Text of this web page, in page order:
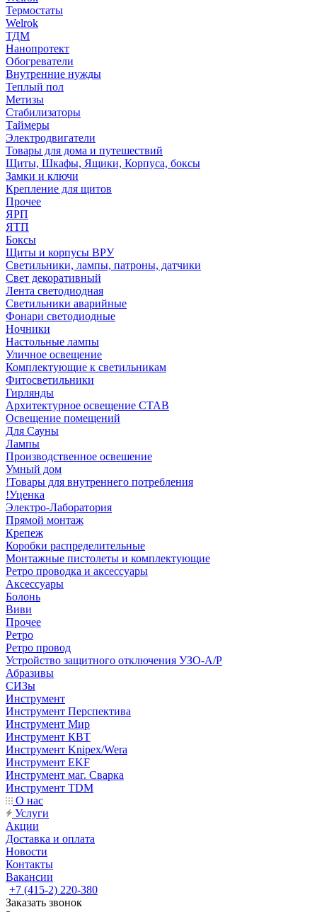
Термостаты
Welrok
ТДМ
Нанопротект
Обогреватели
Внутренние нужды
Теплый пол
Метизы
Стабилизаторы
Таймеры
Электродвигатели
Товары для дома и путешествий
Щиты, Шкафы, Ящики, Корпуса, боксы
Замки и ключи
Крепление для щитов
Прочее
ЯРП
ЯТП
Боксы
Щиты и корпусы ВРУ
Светильники, лампы, патроны, датчики
Свет декоративный
Лента светодиодная
Светильники аварийные
Фонари светодиодные
Ночники
Настольные лампы
Уличное освещение
Комплектующие к светильникам
Фитосветильники
Гирлянды
Архитектурное освещение СТАВ
Освещение помещений
Для Сауны
Лампы
Производственное освешение
Умный дом
!Товары для внутреннего потребления
!Уценка
Электро-Лаборатория
Прямой монтаж
Крепеж
Коробки распределительные
Монтажные пистолеты и комплектующие
Ретро проводка и аксессуары
Аксессуары
Болонь
Виви
Прочее
Ретро
Ретро провод
Устройство защитного отключения УЗО-А/Р
Абразивы
СИЗы
Инструмент
Инструмент Перспектива
Инструмент Мир
Инструмент КВТ
Инструмент Knipex/Wera
Инструмент EKF
Инструмент маг. Сварка
Инструмент TDM
О нас
Услуги
Акции
Доставка и оплата
Новости
Контакты
Вакансии
+7 (415-2) 220-380
Заказать звонок